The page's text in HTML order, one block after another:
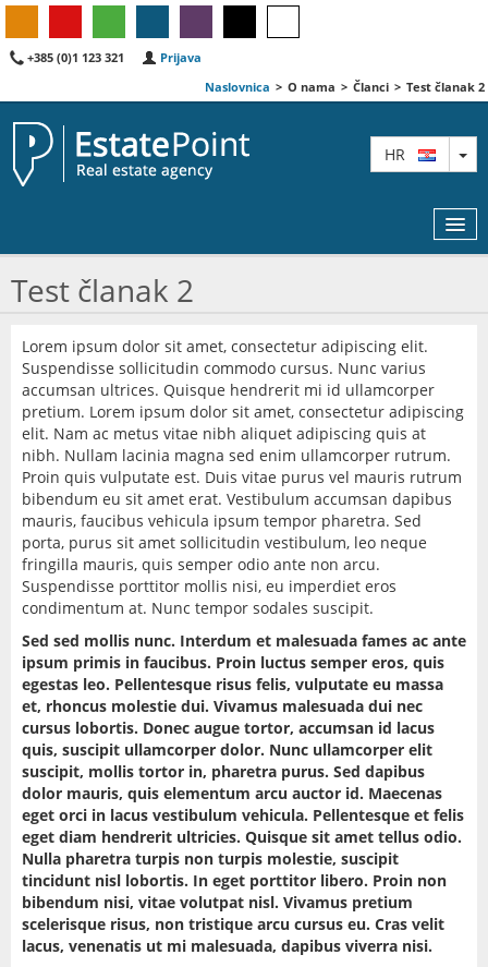
+385 (0)1 123 321
Prijava
Naslovnica > O nama > Članci > Test članak 2
HR
AGENTI
IZDVOJENE
O NAMA
KONTAKT
Test članak 2
Lorem ipsum dolor sit amet, consectetur adipiscing elit.
Suspendisse sollicitudin commodo cursus. Nunc varius
accumsan ultrices. Quisque hendrerit mi id ullamcorper
pretium. Lorem ipsum dolor sit amet, consectetur adipiscing
elit. Nam ac metus vitae nibh aliquet adipiscing quis at
nibh. Nullam lacinia magna sed enim ullamcorper rutrum.
Proin quis vulputate est. Duis vitae purus vel mauris rutrum
bibendum eu sit amet erat. Vestibulum accumsan dapibus
mauris, faucibus vehicula ipsum tempor pharetra. Sed
porta, purus sit amet sollicitudin vestibulum, leo neque
fringilla mauris, quis semper odio ante non arcu.
Suspendisse porttitor mollis nisi, eu imperdiet eros
condimentum at. Nunc tempor sodales suscipit.
Sed sed mollis nunc. Interdum et malesuada fames ac ante
ipsum primis in faucibus. Proin luctus semper eros, quis
egestas leo. Pellentesque risus felis, vulputate eu massa
et, rhoncus molestie dui. Vivamus malesuada dui nec
cursus lobortis. Donec augue tortor, accumsan id lacus
quis, suscipit ullamcorper dolor. Nunc ullamcorper elit
suscipit, mollis tortor in, pharetra purus. Sed dapibus
dolor mauris, quis elementum arcu auctor id. Maecenas
eget orci in lacus vestibulum vehicula. Pellentesque et felis
eget diam hendrerit ultricies. Quisque sit amet tellus odio.
Nulla pharetra turpis non turpis molestie, suscipit
tincidunt nisl lobortis. In eget porttitor libero. Proin non
bibendum nisi, vitae volutpat nisl. Vivamus pretium
scelerisque risus, non tristique arcu cursus eu. Cras velit
lacus, venenatis ut mi malesuada, dapibus viverra nisi.